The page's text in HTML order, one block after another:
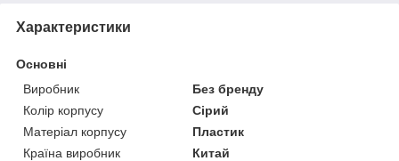
Характеристики
Основні
Виробник
Без бренду
Колір корпусу
Сірий
Матеріал корпусу
Пластик
Країна виробник
Китай